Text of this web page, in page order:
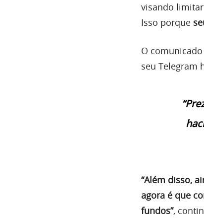
visando
Isso porque
O
seu Telegram
“Além disso,
agora é que
fundos”,